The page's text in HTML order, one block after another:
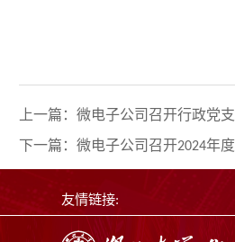
上一篇：微电子公司召开行政党
下一篇：微电子公司召开2024年
友情链接: